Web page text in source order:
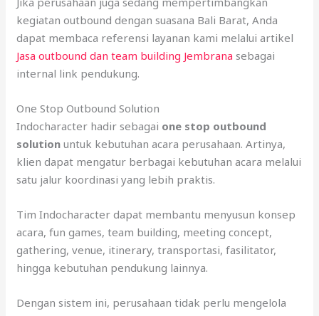
kegiatan outbound dengan suasana Bali Barat, Anda
dapat membaca referensi layanan kami melalui artikel
Jasa outbound dan team building Jembrana sebagai
internal link pendukung.
One Stop Outbound Solution
Indocharacter hadir sebagai one stop outbound
solution untuk kebutuhan acara perusahaan. Artinya,
klien dapat mengatur berbagai kebutuhan acara melalui
satu jalur koordinasi yang lebih praktis.
Tim Indocharacter dapat membantu menyusun konsep
acara, fun games, team building, meeting concept,
gathering, venue, itinerary, transportasi, fasilitator,
hingga kebutuhan pendukung lainnya.
Dengan sistem ini, perusahaan tidak perlu mengelola